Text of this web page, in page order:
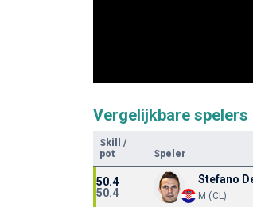
Vergelijkbare spelers
Skill
/
pot
Speler
50.4
50.4
Stefano
M (CL)